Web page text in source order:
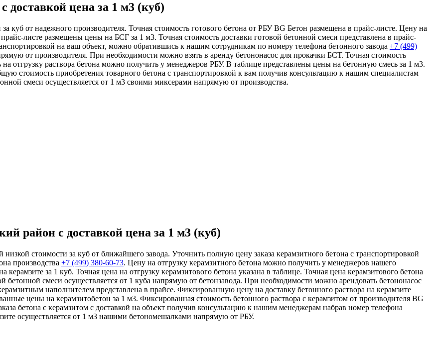
цена за 1 м3 (куб)
куб от надежного производителя. Точная стоимость готового бетона от РБУ BG Бетон размещена в прайс-листе. Цену на
листе размещены цены на БСГ за 1 м3. Точная стоимость доставки готовой бетонной смеси представлена в прайс-
на ваш объект, можно обратившись к нашим сотрудникам по номеру телефона бетонного завода +7 (499)
от производителя. При необходимости можно взять в аренду бетононасос для прокачки БСТ. Точная стоимость
отгрузку раствора бетона можно получить у менеджеров РБУ. В таблице представлены цены на бетонную смесь за 1 м3.
стоимость приобретения товарного бетона с транспортировкой к вам получив консультацию к нашим специалистам
смеси осуществляется от 1 м3 своими миксерами напрямую от производства.
район с доставкой цена за 1 м3 (куб)
стоимости за куб от ближайшего завода. Уточнить полную цену заказа керамзитного бетона с транспортировкой
производства +7 (499) 380-60-73. Цену на отгрузку керамзитного бетона можно получить у менеджеров нашего
за 1 куб. Точная цена на отгрузку керамзитового бетона указана в таблице. Точная цена керамзитового бетона
смеси осуществляется от 1 куба напрямую от бетонзавода. При необходимости можно арендовать бетононасос
наполнителем представлена в прайсе. Фиксированную цену на доставку бетонного раствора на керамзите
цены на керамзитобетон за 1 м3. Фиксированная стоимость бетонного раствора с керамзитом от производителя BG
бетона с керамзитом с доставкой на объект получив консультацию к нашим менеджерам набрав номер телефона
осуществляется от 1 м3 нашими бетономешалками напрямую от РБУ.